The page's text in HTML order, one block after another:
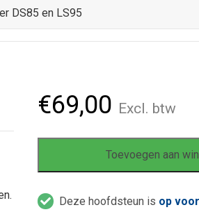
DS85 en LS95
€69,00 Excl. btw
Toevoegen aan
Deze hoofdsteun is op